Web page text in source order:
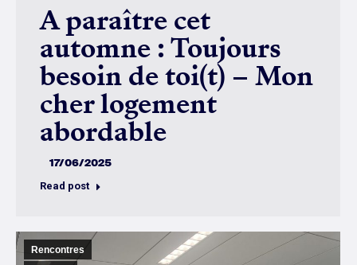
A paraître cet
automne : Toujours
besoin de toi(t) – Mon
cher logement
abordable
17/06/2025
Read post
Rencontres